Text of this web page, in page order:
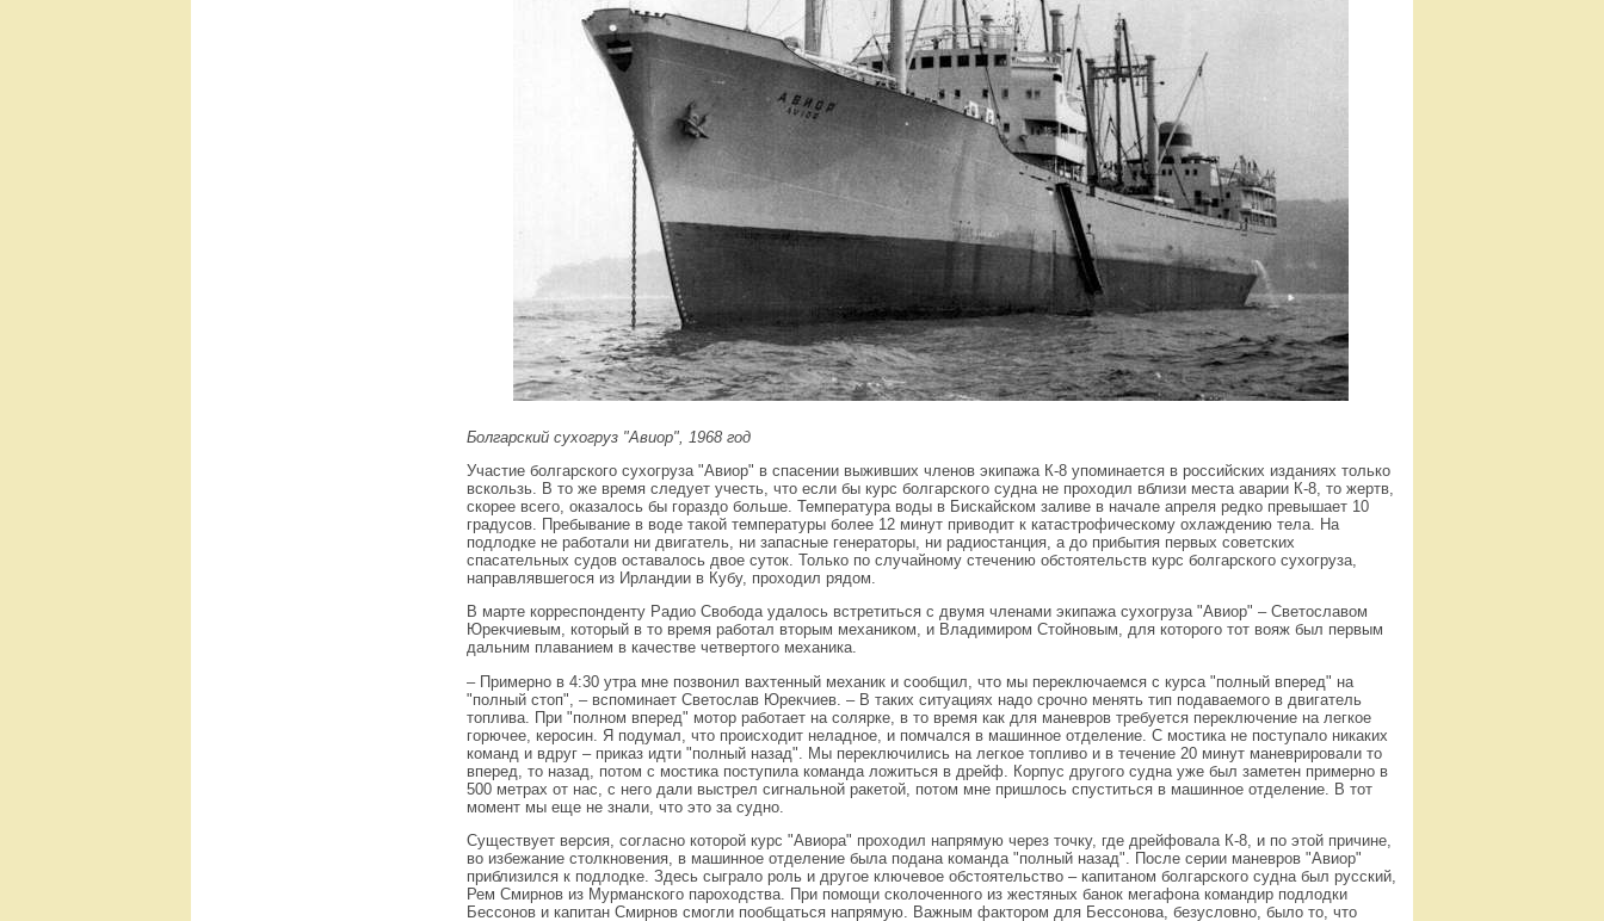
Болгарский сухогруз "Авиор", 1968 год
Участие болгарского сухогруза "Авиор" в спасении выживших членов экипажа К-8 упоминается в российских изданиях только
вскользь. В то же время следует учесть, что если бы курс болгарского судна не проходил вблизи места аварии К-8, то жертв,
скорее всего, оказалось бы гораздо больше. Температура воды в Бискайском заливе в начале апреля редко превышает 10
градусов. Пребывание в воде такой температуры более 12 минут приводит к катастрофическому охлаждению тела. На
подлодке не работали ни двигатель, ни запасные генераторы, ни радиостанция, а до прибытия первых советских
спасательных судов оставалось двое суток. Только по случайному стечению обстоятельств курс болгарского сухогруза,
направлявшегося из Ирландии в Кубу, проходил рядом.
В марте корреспонденту Радио Свобода удалось встретиться с двумя членами экипажа сухогруза "Авиор" – Светославом
Юрекчиевым, который в то время работал вторым механиком, и Владимиром Стойновым, для которого тот вояж был первым
дальним плаванием в качестве четвертого механика.
– Примерно в 4:30 утра мне позвонил вахтенный механик и сообщил, что мы переключаемся с курса "полный вперед" на
"полный стоп", – вспоминает Светослав Юрекчиев. – В таких ситуациях надо срочно менять тип подаваемого в двигатель
топлива. При "полном вперед" мотор работает на солярке, в то время как для маневров требуется переключение на легкое
горючее, керосин. Я подумал, что происходит неладное, и помчался в машинное отделение. С мостика не поступало никаких
команд и вдруг – приказ идти "полный назад". Мы переключились на легкое топливо и в течение 20 минут маневрировали то
вперед, то назад, потом с мостика поступила команда ложиться в дрейф. Корпус другого судна уже был заметен примерно в
500 метрах от нас, с него дали выстрел сигнальной ракетой, потом мне пришлось спуститься в машинное отделение. В тот
момент мы еще не знали, что это за судно.
Существует версия, согласно которой курс "Авиора" проходил напрямую через точку, где дрейфовала К-8, и по этой причине,
во избежание столкновения, в машинное отделение была подана команда "полный назад". После серии маневров "Авиор"
приблизился к подлодке. Здесь сыграло роль и другое ключевое обстоятельство – капитаном болгарского судна был русский,
Рем Смирнов из Мурманского пароходства. При помощи сколоченного из жестяных банок мегафона командир подлодки
Бессонов и капитан Смирнов смогли пообщаться напрямую. Важным фактором для Бессонова, безусловно, было то, что